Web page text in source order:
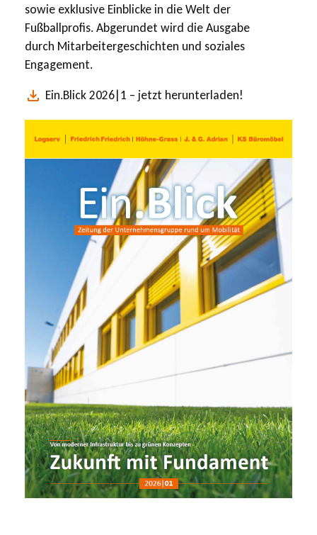
sowie exklusive Einblicke in die Welt der
Fußballprofis. Abgerundet wird die Ausgabe
durch Mitarbeitergeschichten und soziales
Engagement.
Ein.Blick 2026|1 – jetzt herunterladen!